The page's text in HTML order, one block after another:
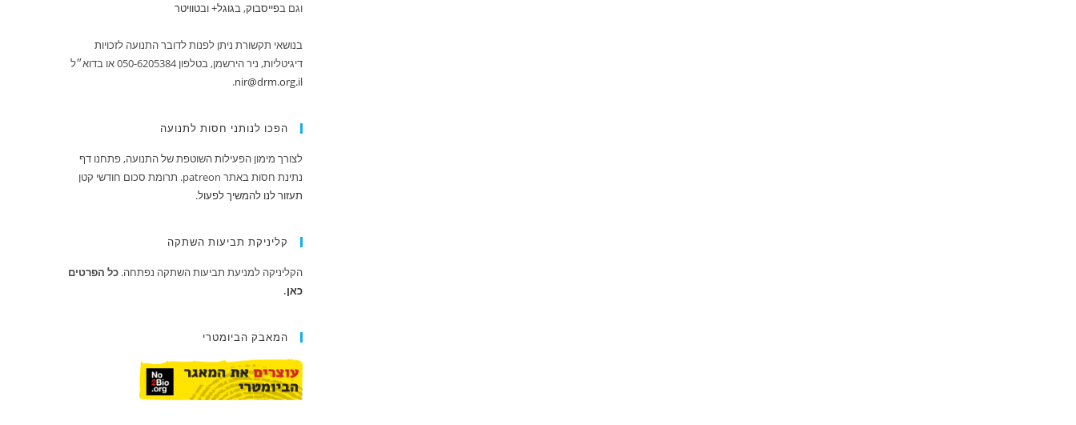
וגם ב‪פייסבוק‬‏, ב‪גוגל+ובטוויטר
בנושאי תקשורת ניתן לפנות לדובר התנועה לזכויות
דיגיטליות, ניר הירשמן, בטלפון 050-6205384 או בדוא״ל
nir@drm.org.il
.
הפכו לנותני חסות לתנועה
לצורך מימון הפעילות השוטפת של התנועה, פתחנו דף
נתינת חסות באתר patreon. תרומת סכום חודשי קטן
תעזור לנו להמשיך לפעול.
קליניקת תביעות השתקה
הקליניקה למניעת תביעות השתקה נפתחה. כל הפרטים
כאן.
המאבק הביומטרי